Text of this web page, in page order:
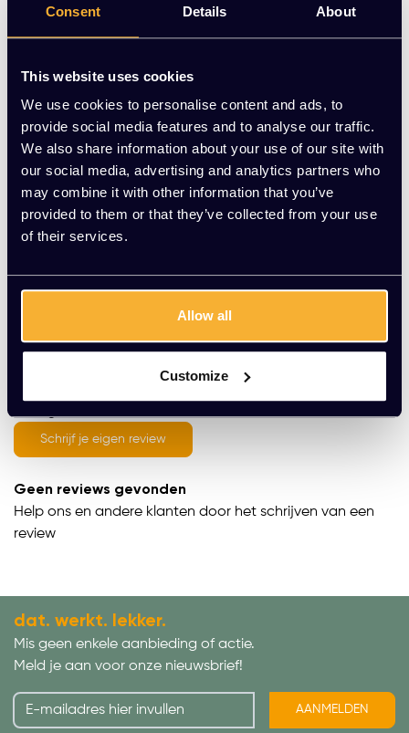
Consent Details About
This website uses cookies
We use cookies to personalise content and ads, to
provide social media features and to analyse our traffic.
We also share information about your use of our site with
our social media, advertising and analytics partners who
may combine it with other information that you’ve
provided to them or that they’ve collected from your use
of their services.
Allow all
Customize
Op voorraad
Toevoegen aan winkelwagen
Vraag jouw persoonlijke aanbieding aan
Gratis montage
Vrijblijvende offerte
Wat onze klanten zeggen
Schrijf je eigen review
Geen reviews gevonden
Help ons en andere klanten door het schrijven van een
review
dat. werkt. lekker.
Mis geen enkele aanbieding of actie.
Meld je aan voor onze nieuwsbrief!
AANMELDEN